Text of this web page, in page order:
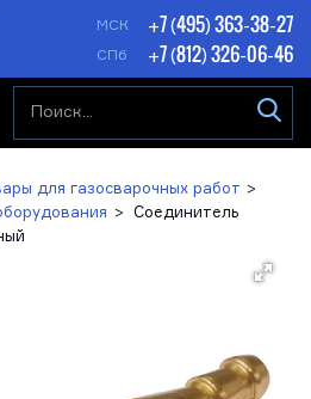
МСК +7 (495) 363-38-27
СПб +7 (812) 326-06-46
для газосварочных работ
Соединитель